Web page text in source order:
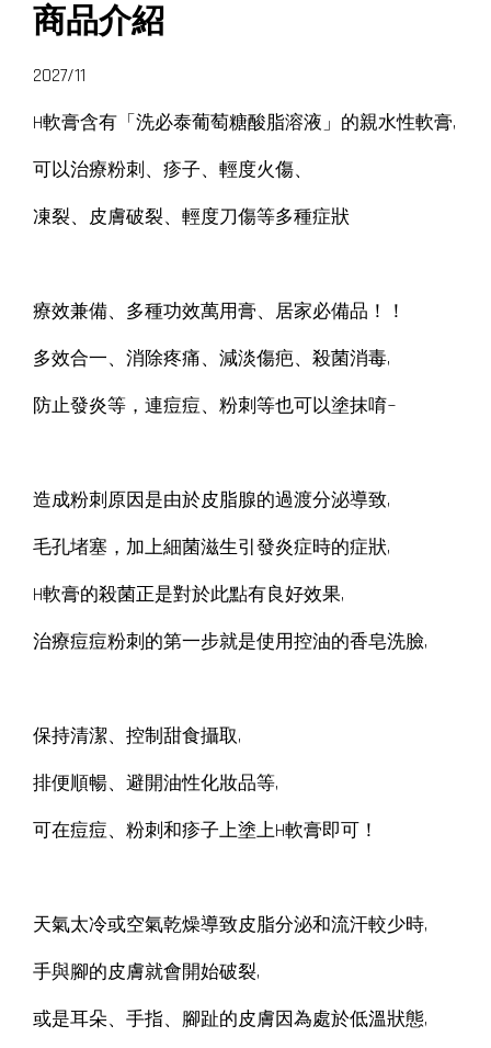
商品介紹
2027/11
H軟膏含有「洗必泰葡萄糖酸脂溶液」的親水性軟膏,
可以治療粉刺、疹子、輕度火傷、
凍裂、皮膚破裂、輕度刀傷等多種症狀
療效兼備、多種功效萬用膏、居家必備品！！
多效合一、消除疼痛、減淡傷疤、殺菌消毒,
防止發炎等，連痘痘、粉刺等也可以塗抹唷~
造成粉刺原因是由於皮脂腺的過渡分泌導致,
毛孔堵塞，加上細菌滋生引發炎症時的症狀,
H軟膏的殺菌正是對於此點有良好效果,
治療痘痘粉刺的第一步就是使用控油的香皂洗臉,
保持清潔、控制甜食攝取,
排便順暢、避開油性化妝品等,
可在痘痘、粉刺和疹子上塗上H軟膏即可！
天氣太冷或空氣乾燥導致皮脂分泌和流汗較少時,
手與腳的皮膚就會開始破裂,
或是耳朵、手指、腳趾的皮膚因為處於低溫狀態,